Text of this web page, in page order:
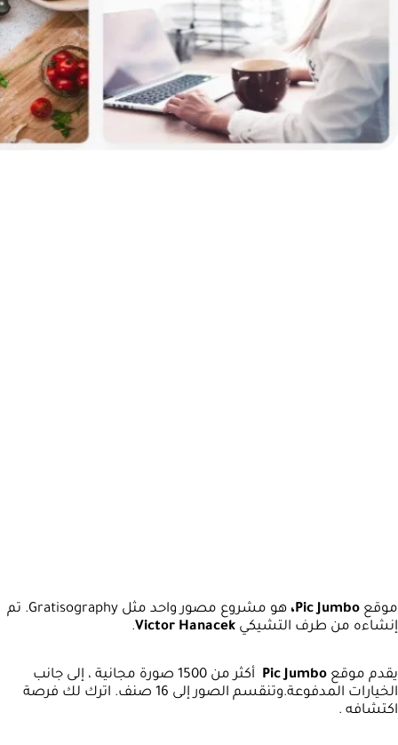
موقع Pic Jumbo،
هو مشروع مصور واحد مثل Gratisography. تم
إنشاءه من طرف التشيكي Victor Hanacek
.
يقدم موقع Pic Jumbo
أكثر من 1500 صورة مجانية ، إلى جانب
الخيارات المدفوعة.وتنقسم الصور إلى 16 صنف. اترك لك فرصة
اكتشافه .